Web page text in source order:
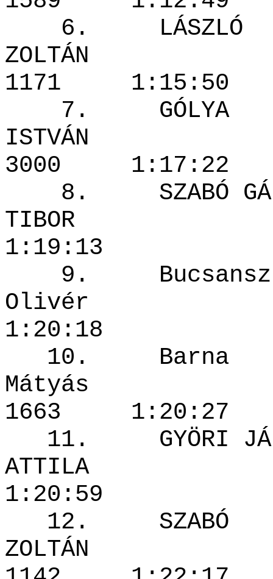
6. LÁSZLÓ
1171
7. GÓLYA
3000
8. SZABÓ
TIBOR
1:19:13
9.
Olivér
1:20:18
10. Barna
1663
11. GYÖRI
ATTILA
1:20:59
12. SZABÓ